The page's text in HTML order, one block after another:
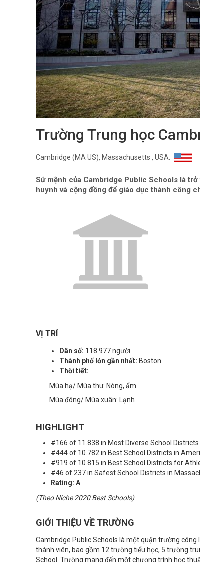
Trường Trung học
Cambridge (MA US), Massachusetts , USA.
Sứ mệnh của Cambridge Public Schools là
huynh và cộng đồng để giáo dục thành công
VỊ TRÍ
Dân số: 118.977 người
Thành phố lớn gần nhất: Boston
Thời tiết:
Mùa hạ/ Mùa thu: Nóng, ẩm
Mùa đông/ Mùa xuân: Lạnh
HIGHLIGHT
#166 of 11.838 in Most Diverse School
#444 of 10.782 in Best School Districts in
#919 of 10.815 in Best School Districts for
#46 of 237 in Safest School Districts in
Rating: A
(Theo Niche 2020 Best Schools)
GIỚI THIỆU VỀ TRƯỜNG
Cambridge Public Schools là một quận trường
thành viên, bao gồm 12 trường tiểu học, 5 trường
School. Trường mang đến một chương trình học